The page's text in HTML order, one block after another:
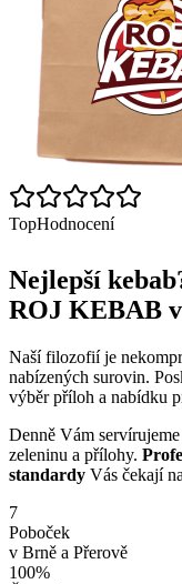
TopHodnocení
Nejlepší
ROJ KEBAB
Naší filozofií je
nabízených surovin.
výběr příloh a nabídku
Denně Vám
zeleninu a přílohy.
standardy Vás čekají
7
Poboček
v Brně a Přerově
100%